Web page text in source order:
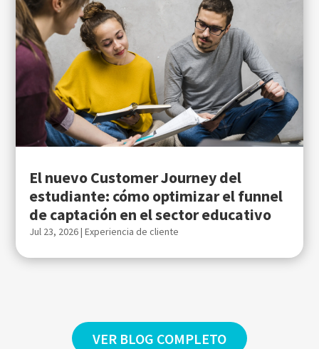
El nuevo Customer Journey del
estudiante: cómo optimizar el funnel
de captación en el sector educativo
Jul 23, 2026|Experiencia de cliente
VER BLOG COMPLETO